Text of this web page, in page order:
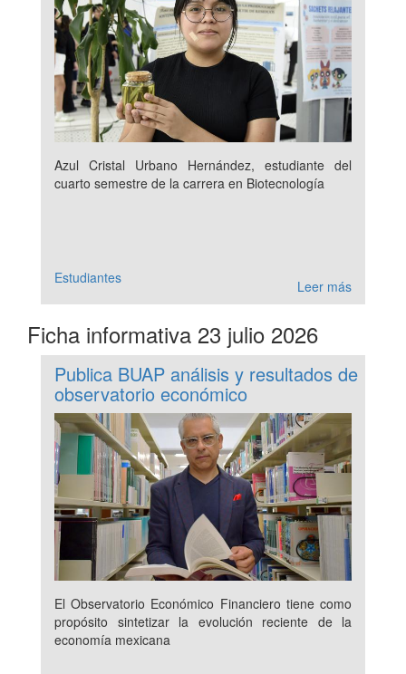
Azul Cristal Urbano Hernández, estudiante del
cuarto semestre de la carrera en Biotecnología
Estudiantes Leer más
Ficha informativa 23 julio 2026
Publica BUAP análisis y resultados de
observatorio económico
El Observatorio Económico Financiero tiene como
propósito sintetizar la evolución reciente de la
economía mexicana